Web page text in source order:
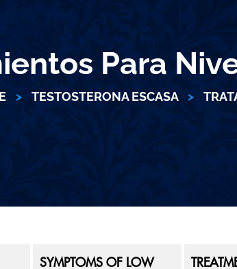
Para
> TESTOSTERONA ESCASA >
SYMPTOMS OF LOW